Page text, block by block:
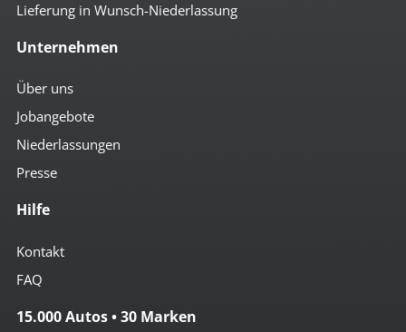
Lieferung in Wunsch-Niederlassung
Unternehmen
Über uns
Jobangebote
Niederlassungen
Presse
Hilfe
Kontakt
FAQ
15.000 Autos • 30 Marken